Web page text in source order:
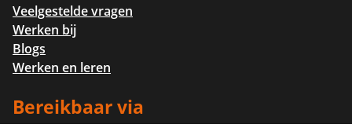
Veelgestelde vragen
Werken bij
Blogs
Werken en leren
Bereikbaar via